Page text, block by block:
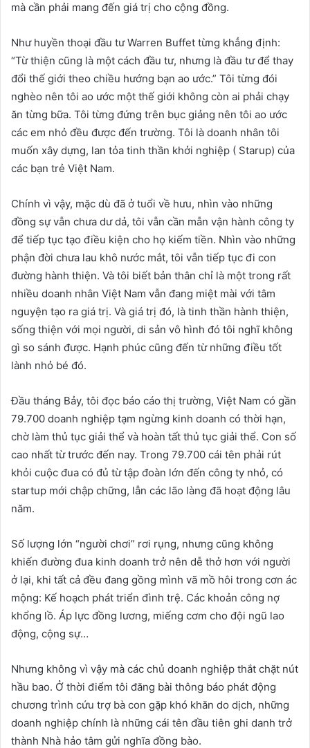
mà cần phải mang đến giá trị cho cộng đồng.
Như huyền thoại đầu tư Warren Buffet từng khẳng định:
“Từ thiện cũng là một cách đầu tư, nhưng là đầu tư để thay
đổi thế giới theo chiều hướng bạn ao ước.” Tôi từng đói
nghèo nên tôi ao ước một thế giới không còn ai phải chạy
ăn từng bữa. Tôi từng đứng trên bục giảng nên tôi ao ước
các em nhỏ đều được đến trường. Tôi là doanh nhân tôi
muốn xây dựng, lan tỏa tinh thần khởi nghiệp ( Starup) của
các bạn trẻ Việt Nam.
Chính vì vậy, mặc dù đã ở tuổi về hưu, nhìn vào những
đồng sự vẫn chưa dư dả, tôi vẫn cần mẫn vận hành công ty
để tiếp tục tạo điều kiện cho họ kiếm tiền. Nhìn vào những
phận đời chưa lau khô nước mắt, tôi vẫn tiếp tục đi con
đường hành thiện. Và tôi biết bản thân chỉ là một trong rất
nhiều doanh nhân Việt Nam vẫn đang miệt mài với tâm
nguyện tạo ra giá trị. Và giá trị đó, là tinh thần hành thiện,
sống thiện với mọi người, di sản vô hình đó tôi nghĩ không
gì so sánh được. Hạnh phúc cũng đến từ những điều tốt
lành nhỏ bé đó.
Đầu tháng Bảy, tôi đọc báo cáo thị trường, Việt Nam có gần
79.700 doanh nghiệp tạm ngừng kinh doanh có thời hạn,
chờ làm thủ tục giải thể và hoàn tất thủ tục giải thể. Con số
cao nhất từ trước đến nay. Trong 79.700 cái tên phải rút
khỏi cuộc đua có đủ từ tập đoàn lớn đến công ty nhỏ, có
startup mới chập chững, lẫn các lão làng đã hoạt động lâu
năm.
Số lượng lớn “người chơi” rơi rụng, nhưng cũng không
khiến đường đua kinh doanh trở nên dễ thở hơn với người
ở lại, khi tất cả đều đang gồng mình vã mồ hôi trong cơn ác
mộng: Kế hoạch phát triển đình trệ. Các khoản công nợ
khổng lồ. Áp lực đồng lương, miếng cơm cho đội ngũ lao
động, cộng sự…
Nhưng không vì vậy mà các chủ doanh nghiệp thắt chặt nút
hầu bao. Ở thời điểm tôi đăng bài thông báo phát động
chương trình cứu trợ bà con gặp khó khăn do dịch, những
doanh nghiệp chính là những cái tên đầu tiên ghi danh trở
thành Nhà hảo tâm gửi nghĩa đồng bào.